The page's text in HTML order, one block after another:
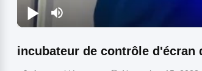
incubateur de contrôle d'écran